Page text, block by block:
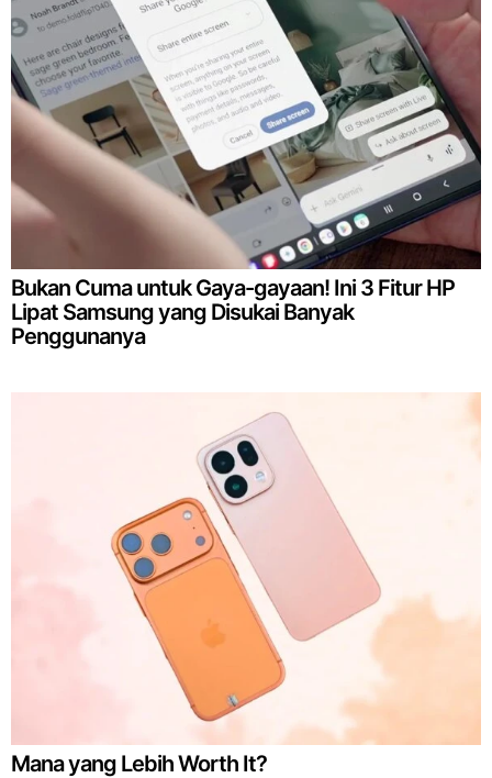
Bukan Cuma untuk Gaya-gayaan! Ini 3 Fitur HP
Lipat Samsung yang Disukai Banyak
Penggunanya
Mana yang Lebih Worth It?